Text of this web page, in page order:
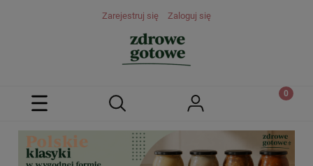
Zarejestruj się Zaloguj się